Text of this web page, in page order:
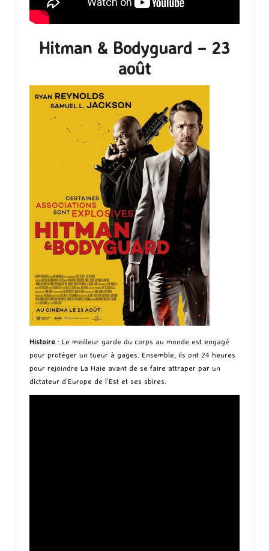
Hitman & Bodyguard – 23
août
Histoire : Le meilleur garde du corps au monde est engagé
pour protéger un tueur à gages. Ensemble, ils ont 24 heures
pour rejoindre La Haie avant de se faire attraper par un
dictateur d’Europe de l’Est et ses sbires.